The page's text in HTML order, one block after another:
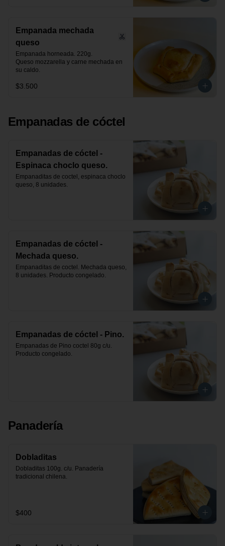
Empanada mechada
queso
Empanada horneada. 220g.
Queso mozzarella y carne mechada en
su caldo.
$3.500
Empanadas de cóctel
Empanadas de cóctel -
Espinaca choclo queso.
Empanaditas de coctel, espinaca choclo
queso, 8 unidades.
Empanadas de cóctel -
Mechada queso.
Empanaditas de coctel. Mechada queso,
8 unidades. Producto congelado.
Empanadas de cóctel - Pino.
Empanadas de Pino coctel 80g c/u.
Producto congelado.
Panadería
Dobladitas
Dobladitas 100g. c/u. Panadería
tradicional chilena.
$400